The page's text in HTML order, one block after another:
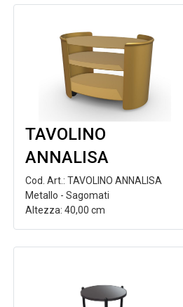
TAVOLINO
ANNALISA
Cod. Art.: TAVOLINO ANNALISA
Metallo - Sagomati
Altezza: 40,00 cm